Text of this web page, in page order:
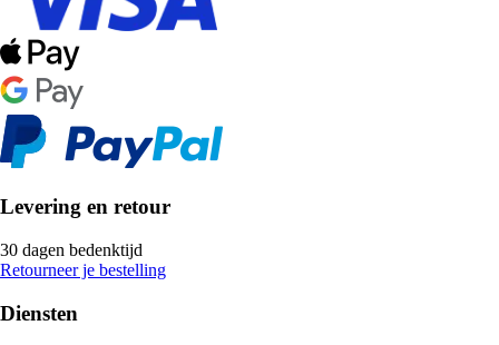
Levering en retour
30 dagen bedenktijd
Retourneer je bestelling
Diensten